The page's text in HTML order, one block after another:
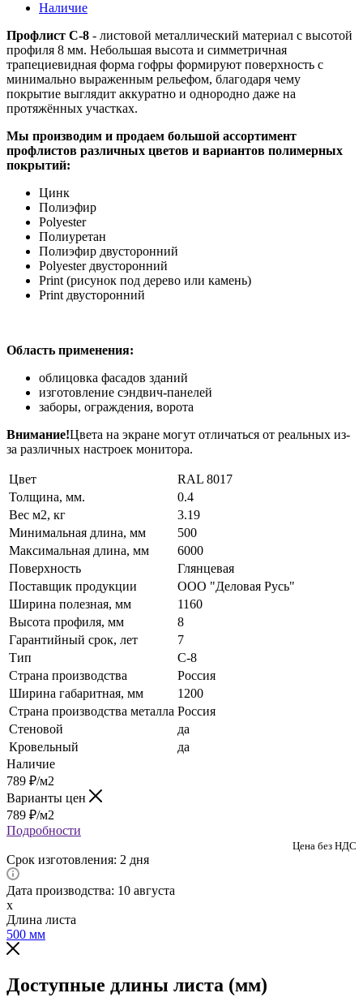
Наличие
Профлист С-8 - листовой металлический материал с высотой
профиля 8 мм. Небольшая высота и симметричная
трапециевидная форма гофры формируют поверхность с
минимально выраженным рельефом, благодаря чему
покрытие выглядит аккуратно и однородно даже на
протяжённых участках.
Мы производим и продаем большой ассортимент
профлистов различных цветов и вариантов полимерных
покрытий:
Цинк
Полиэфир
Polyester
Полиуретан
Полиэфир двусторонний
Polyester двусторонний
Print (рисунок под дерево или камень)
Print двусторонний
Область применения:
облицовка фасадов зданий
изготовление сэндвич-панелей
заборы, ограждения, ворота
Внимание!Цвета на экране могут отличаться от реальных из-
за различных настроек монитора.
Цвет
RAL 8017
Толщина, мм.
0.4
Вес м2, кг
3.19
Минимальная длина, мм
500
Максимальная длина, мм
6000
Поверхность
Глянцевая
Поставщик продукции
ООО "Деловая Русь"
Ширина полезная, мм
1160
Высота профиля, мм
8
Гарантийный срок, лет
7
Тип
C-8
Страна производства
Россия
Ширина габаритная, мм
1200
Страна производства металла Россия
Стеновой
да
Кровельный
да
Наличие
789 ₽/м2
Варианты цен
789 ₽/м2
Подробности
Цена без НДС
Срок изготовления: 2 дня
Дата производства: 10 августа
x
Длина листа
500 мм
Доступные длины листа (мм)